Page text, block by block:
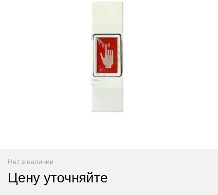
Нет в наличии
Цену уточняйте